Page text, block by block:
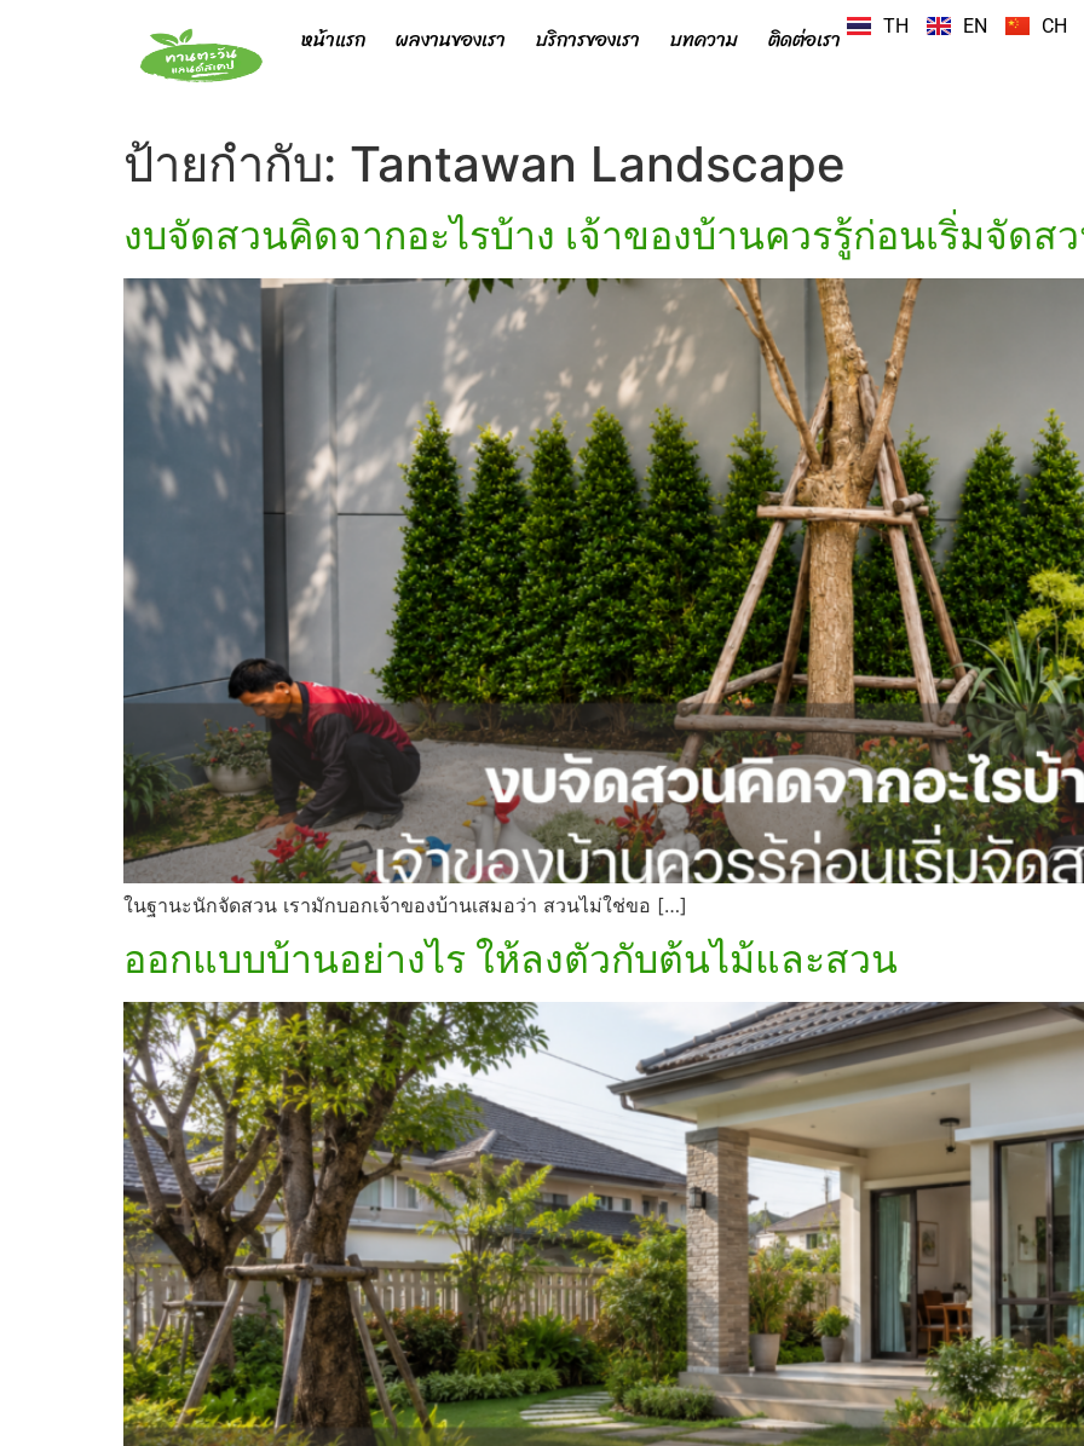
หน้าแรก ผลงานของเรา บริการของเรา บทความ ติดต่อเรา TH EN CH
ป้ายกำกับ: Tantawan Landscape
งบจัดสวนคิดจากอะไรบ้าง เจ้าของบ้านควรรู้ก่อนเริ่มจัดส
ในฐานะนักจัดสวน เรามักบอกเจ้าของบ้านเสมอว่า สวนไม่ใช่ขอ […]
ออกแบบบ้านอย่างไร ให้ลงตัวกับต้นไม้และสวน